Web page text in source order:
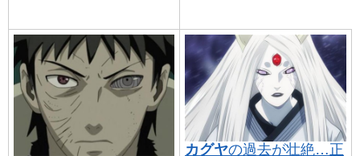
カグヤの過去が壮絶…正